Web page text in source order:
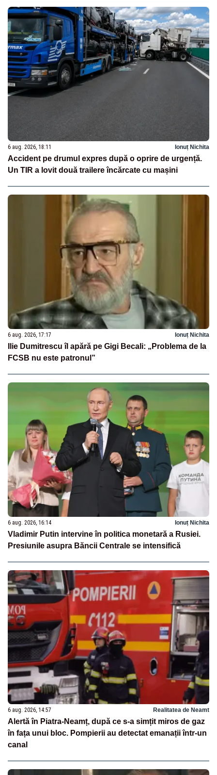
6 aug. 2026, 18:11 Ionuț Nichita
Accident pe drumul expres după o oprire de urgență.
Un TIR a lovit două trailere încărcate cu mașini
6 aug. 2026, 17:17 Ionuț Nichita
Ilie Dumitrescu îl apără pe Gigi Becali: „Problema de la
FCSB nu este patronul”
6 aug. 2026, 16:14 Ionuț Nichita
Vladimir Putin intervine în politica monetară a Rusiei.
Presiunile asupra Băncii Centrale se intensifică
6 aug. 2026, 14:57 Realitatea de Neamt
Alertă în Piatra-Neamț, după ce s-a simțit miros de gaz
în fața unui bloc. Pompierii au detectat emanații într-un
canal